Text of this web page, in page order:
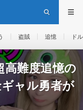
盗賊 追憶 ド
難度追憶の
ャル勇者が